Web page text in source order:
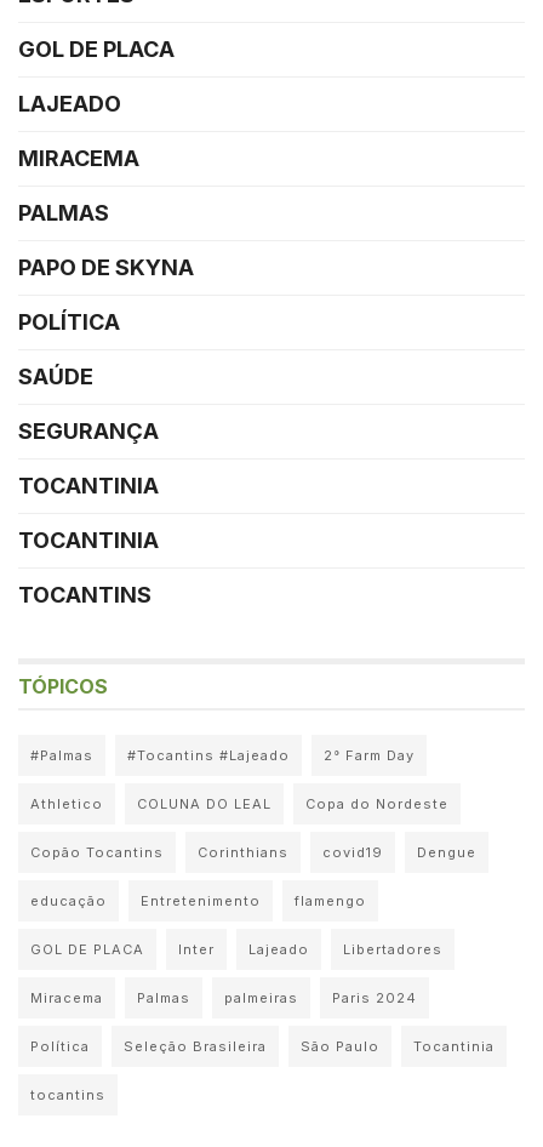
GOL DE PLACA
LAJEADO
MIRACEMA
PALMAS
PAPO DE SKYNA
POLÍTICA
SAÚDE
SEGURANÇA
TOCANTINIA
TOCANTINIA
TOCANTINS
TÓPICOS
#Palmas #Tocantins #Lajeado 2° Farm Day
Athletico COLUNA DO LEAL Copa do Nordeste
Copão Tocantins Corinthians covid19 Dengue
educação Entretenimento flamengo
GOL DE PLACA Inter Lajeado Libertadores
Miracema Palmas palmeiras Paris 2024
Política Seleção Brasileira São Paulo Tocantinia
tocantins